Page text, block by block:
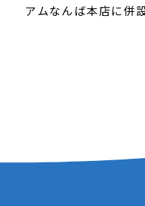
アムなんば本店に併